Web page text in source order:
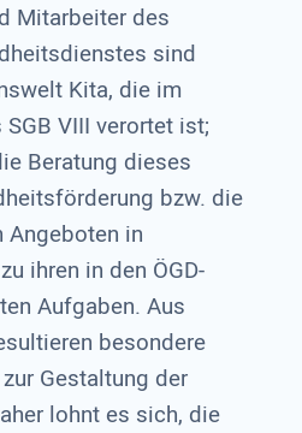
Mitarbeiter des
sind
Kita, die im
VIII verortet ist;
Beratung dieses
bzw. die
in
ihren in den ÖGD-
Aufgaben. Aus
besondere
Gestaltung der
lohnt es sich, die